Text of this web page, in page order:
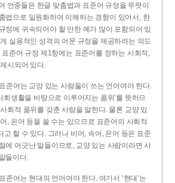
언중들은 한글 맞춤법과 표준어 규정을 뚜렷이
법으로 일원화하여 이해하는 경향이 있어서, 한
정에 귀속되어야 할 만한 예가 많이 포함되어 있
실용적인 성격의 어문 규정을 제공하려는 의도
준어 규정 제1항에는 표준어를 정하는 사회적,
시되어 있다.
준어는 교양 있는 사람들이 쓰는 언어여야 한다.
회생활을 바탕으로 이루어지는 품위’를 뜻하므
회적 품위를 갖춘 사람을 말한다. 물론 교양 있
, 은어 등을 쓸 수는 있으므로 표준어의 사회적
고 할 수 있다. 그러나 비어, 속어, 은어 등은 표준
에 어긋난 말들이므로, 교양 있는 사람이라면 사
들이다.
준어는 현대의 언어여야 한다. 여기서 ‘현대’는